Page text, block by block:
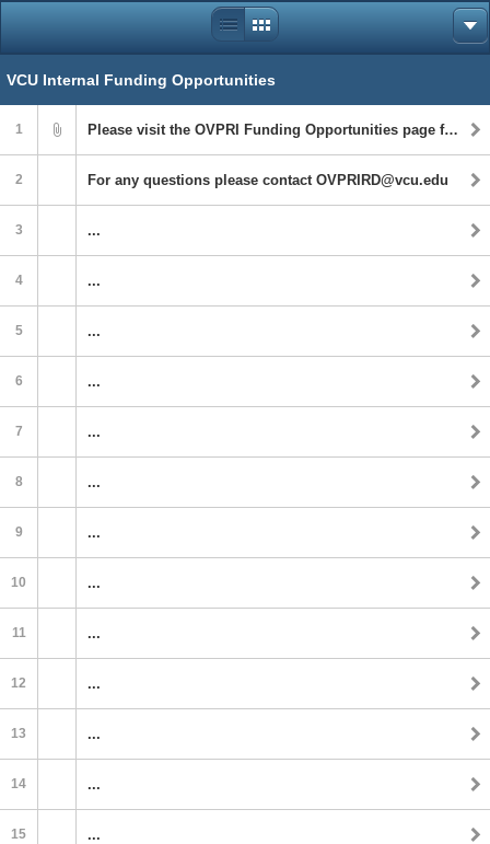
VCU Internal Funding Opportunities
1 Please visit the OVPRI Funding Opportunities page for the updated list of VCU internal funds:
2 For any questions please contact OVPRIRD@vcu.edu
3 ...
4 ...
5 ...
6 ...
7 ...
8 ...
9 ...
10 ...
11 ...
12 ...
13 ...
14 ...
15 ...